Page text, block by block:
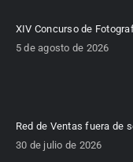
XIV Concurso de
5 de agosto de 2026
Red de Ventas fuera de
30 de julio de 2026